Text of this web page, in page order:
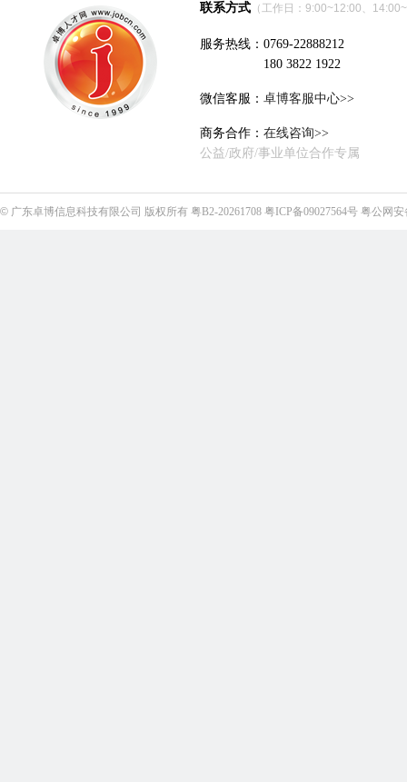
联系方式 （工作日：9:00~12:00、
服务热线：0769-22888212
180 3822 1922
微信客服： 卓博客服中心>>
商务合作： 在线咨询>>
公益/政府/事业单位合作专属
© 广东卓博信息科技有限公司 版权所有 粤B2-20261708 粤ICP备09027564号 粤公网安